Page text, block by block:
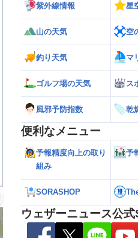
紫外線情報 星
山の天気 空
釣り天気 マ
ゴルフ場の天気 ス
風邪予防指数 乾
便利なメニュー
予報精度向上の取り
組み
予
SORASHOP
ウェザーニュース公式